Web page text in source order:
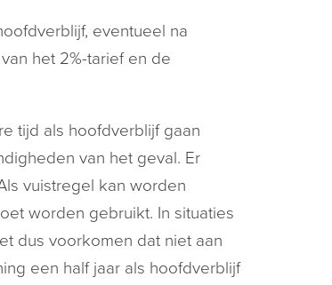
eventueel na
het 2%-tarief en de
tijd als hoofdverblijf gaan
van het geval. Er
vuistregel kan worden
worden gebruikt. In situaties
dus voorkomen dat niet aan
een half jaar als hoofdverblijf